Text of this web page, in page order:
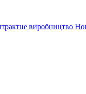
виробництво